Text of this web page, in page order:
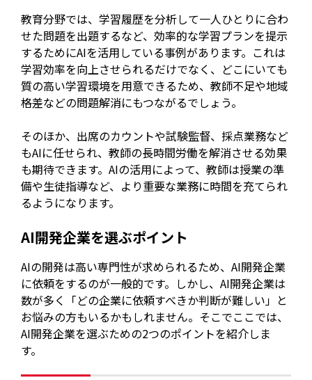
教育分野では、学習履歴を分析して一人ひとりに合わ
せた問題を出題するなど、効率的な学習プランを提示
するためにAIを活用している事例があります。これは
学習効率を向上させられるだけでなく、どこにいても
質の高い学習環境を用意できるため、教師不足や地域
格差などの問題解消にもつながるでしょう。
そのほか、出席のカウントや試験監督、採点業務など
もAIに任せられ、教師の長時間労働を解消させる効果
も期待できます。AIの活用によって、教師は授業の準
備や生徒指導など、より重要な業務に時間を充てられ
るようになります。
AI開発企業を選ぶポイント
AIの開発は高い専門性が求められるため、AI開発企業
に依頼をするのが一般的です。しかし、AI開発企業は
数が多く「どの企業に依頼すべきか判断が難しい」と
お悩みの方もいるかもしれません。そこでここでは、
AI開発企業を選ぶための2つのポイントを紹介しま
す。